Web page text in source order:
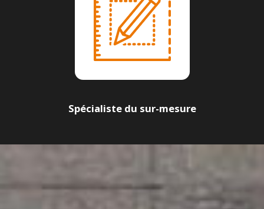
Spécialiste du sur-mesure